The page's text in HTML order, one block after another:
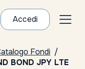
Accedi
Fondi
BOND JPY LTE